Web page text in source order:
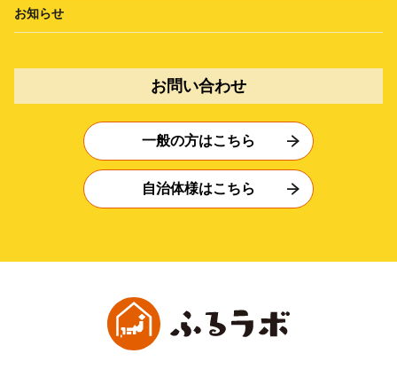
お知らせ
お問い合わせ
一般の方はこちら
自治体様はこちら